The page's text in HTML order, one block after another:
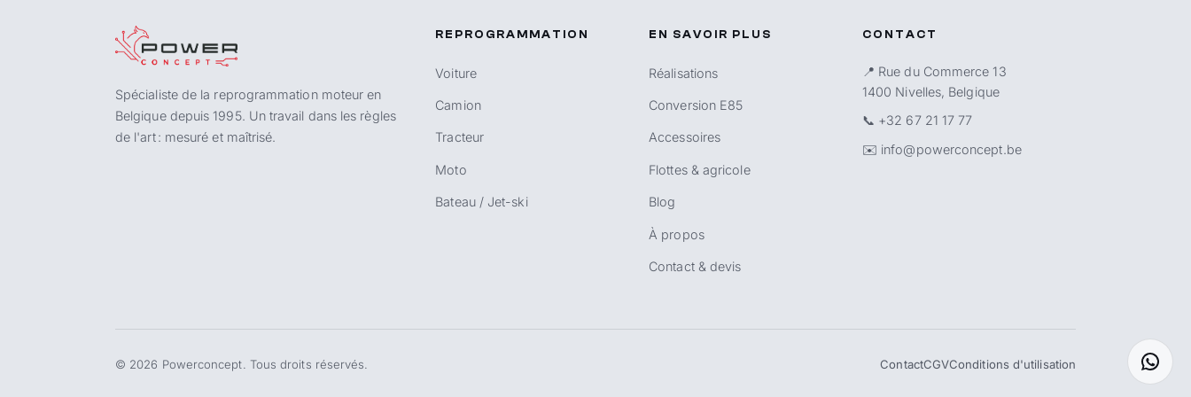
Spécialiste de la reprogrammation moteur en
Belgique depuis 1995. Un travail dans les règles
de l'art : mesuré et maîtrisé.
REPROGRAMMATION
Voiture
Camion
Tracteur
Moto
Bateau / Jet-ski
EN SAVOIR PLUS
Réalisations
Conversion E85
Accessoires
Flottes & agricole
Blog
À propos
Contact & devis
CONTACT
📍 Rue du Commerce 13
1400 Nivelles, Belgique
📞 +32 67 21 17 77
✉️ info@powerconcept.be
© 2026 Powerconcept. Tous droits réservés. ContactCGVConditions d'utilisation